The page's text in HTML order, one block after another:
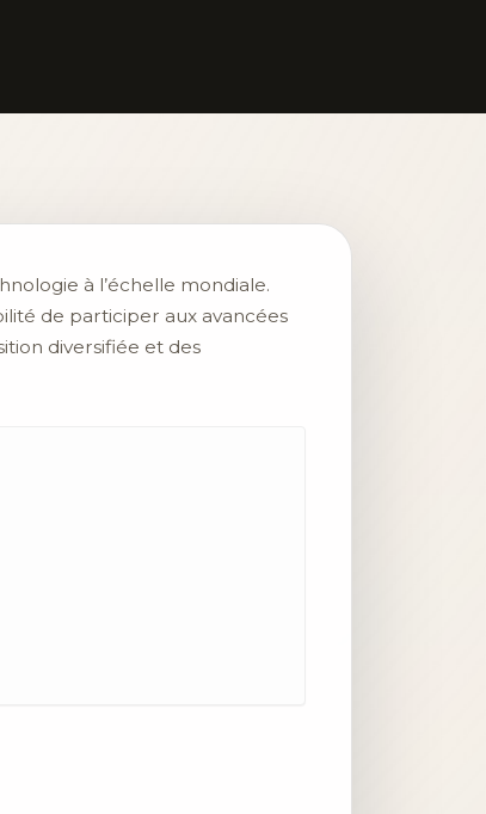
à l’échelle mondiale.
de participer aux avancées
diversifiée et des